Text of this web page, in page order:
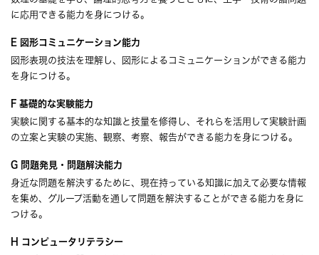
に応用できる能力を身につける。
E 図形コミュニケーション能力
図形表現の技法を理解し、図形によるコミュニケーションができる能力
を身につける。
F 基礎的な実験能力
実験に関する基本的な知識と技量を修得し、それらを活用して実験計画
の立案と実験の実施、観察、考察、報告ができる能力を身につける。
G 問題発見・問題解決能力
身近な問題を解決するために、現在持っている知識に加えて必要な情報
を集め、グループ活動を通して問題を解決することができる能力を身に
つける。
H コンピュータリテラシー